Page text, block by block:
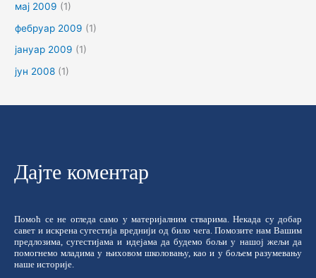
мај 2009 (1)
фебруар 2009 (1)
јануар 2009 (1)
јун 2008 (1)
Дајте коментар
Помоћ се не огледа само у материјалним стварима. Некада су добар
савет и искрена сугестија вреднији од било чега. Помозите нам Вашим
предлозима, сугестијама и идејама да будемо бољи у нашој жељи да
помогнемо младима у њиховом школовању, као и у бољем разумевању
наше историје.